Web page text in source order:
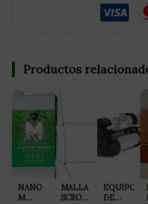
Productos
NANO
M
MALLA
SCROG
EQUIPO
DE